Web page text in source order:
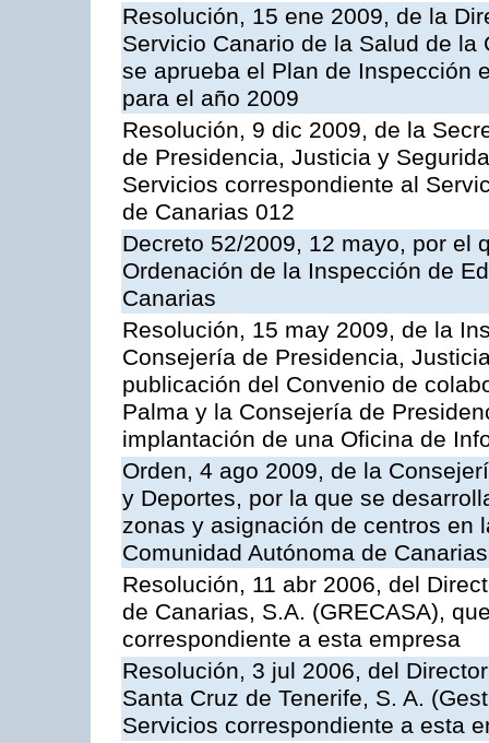
Resolución, 15 ene 2009, de la
Servicio Canario de la Salud de
se aprueba el Plan de Inspección
para el año 2009
Resolución, 9 dic 2009, de la
de Presidencia, Justicia y
Servicios correspondiente al
de Canarias 012
Decreto 52/2009, 12 mayo, por el
Ordenación de la Inspección de
Canarias
Resolución, 15 may 2009, de la
Consejería de Presidencia,
publicación del Convenio de
Palma y la Consejería de
implantación de una Oficina de
Orden, 4 ago 2009, de la
y Deportes, por la que se
zonas y asignación de centros en
Comunidad Autónoma de Canarias
Resolución, 11 abr 2006, del
de Canarias, S.A. (GRECASA),
correspondiente a esta empresa
Resolución, 3 jul 2006, del
Santa Cruz de Tenerife, S. A.
Servicios correspondiente a esta